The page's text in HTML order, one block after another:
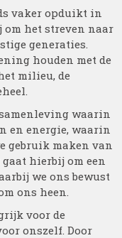
vaker opduikt in
om het streven naar
generaties.
houden met de
milieu, de
waarin
en energie, waarin
gebruik maken van
hierbij om een
we ons bewust
ons heen.
voor de
onszelf. Door